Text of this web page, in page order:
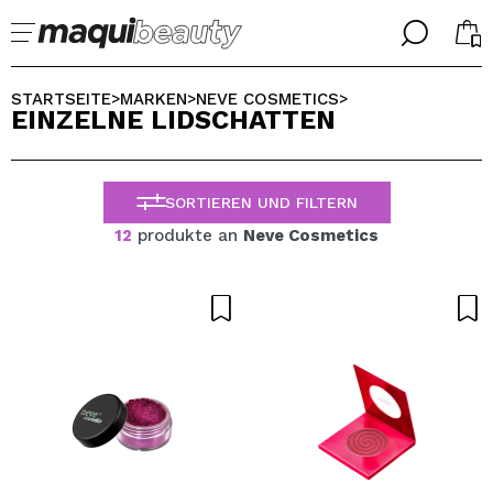
╳
Ich bin bereits #maquilover, ich habe ein Konto
╳
WÄHLE DEINE SPRACHE
ALEMAN
ESPAÑOL
ENGLISH
FRANCES
STARTSEITE>MARKEN>NEVE COSMETICS>
EINZELNE LIDSCHATTEN
SORTIEREN UND FILTERN
12 produkte an Neve Cosmetics